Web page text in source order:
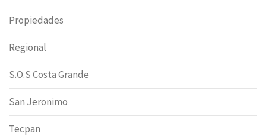
Propiedades
Regional
S.O.S Costa Grande
San Jeronimo
Tecpan